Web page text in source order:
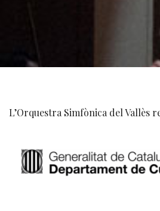
L’Orquestra Simfònica del Vallès